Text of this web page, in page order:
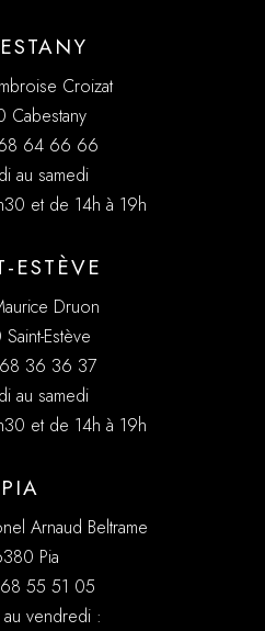
Croizat
Cabestany
64 66 66
au samedi
et de 14h à 19h
ESTÈVE
Druon
Estève
36 36 37
au samedi
et de 14h à 19h
PIA
Arnaud Beltrame
Pia
55 51 05
vendredi :